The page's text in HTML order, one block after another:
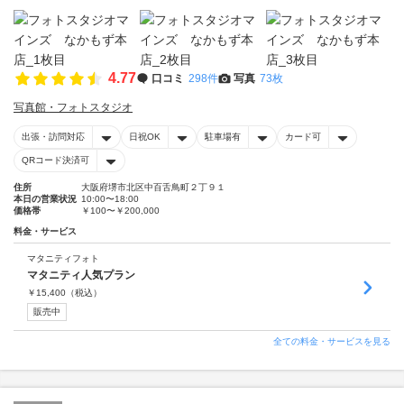
4.77 口コミ 298件 写真 73枚
写真館・フォトスタジオ
出張・訪問対応 日祝OK 駐車場有 カード可
QRコード決済可
住所
大阪府堺市北区中百舌鳥町２丁９１
本日の営業状況 10:00〜18:00
価格帯
￥100〜￥200,000
料金・サービス
マタニティフォト
マタニティ人気プラン
￥ 15,400 （税込）
販売中
全ての料金・サービスを見る